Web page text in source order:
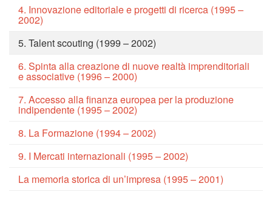
4. Innovazione editoriale e progetti di ricerca (1995 –
2002)
5. Talent scouting (1999 – 2002)
6. Spinta alla creazione di nuove realtà imprenditoriali
e associative (1996 – 2000)
7. Accesso alla finanza europea per la produzione
indipendente (1995 – 2002)
8. La Formazione (1994 – 2002)
9. I Mercati internazionali (1995 – 2002)
La memoria storica di un’impresa (1995 – 2001)